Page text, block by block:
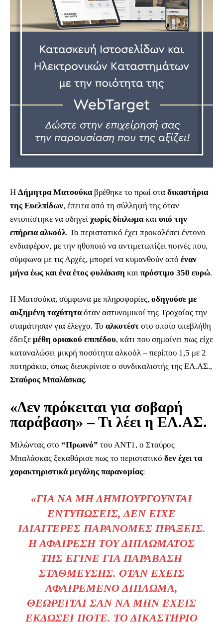
Η Δήμητρα Ματσούκαβρέθηκε το πρωί στα δικαστήρια
της Ευελπίδων, έπειτα από τη σύλληψή της όταν
εντοπίστηκε να οδηγεί χωρίς δίπλωμακαι υπό την
επήρεια αλκοόλ. Το περιστατικό έχει προκαλέσει έντονο
ενδιαφέρον, με την ηθοποιό να αντιμετωπίζει ποινές που,
σύμφωνα με τις Αρχές, μπορεί να κυμανθούν από έναν
μήνα έως και ένα έτος φυλάκιση και πρόστιμο 350 ευρώ.
Η Ματσούκα, σύμφωνα με πληροφορίες, οδηγούσε με
αυξημένη ταχύτηταόταν αστυνομικοί της Τροχαίας την
σταμάτησαν για έλεγχο. Το αλκοτέστ στο οποίο υπεβλήθη
έδειξε μέθη οριακού επιπέδου, κάτι που σημαίνει πως είχε
καταναλώσει μικρή ποσότητα αλκοόλ – περίπου 1,5 με 2
ποτηράκια, όπως διευκρίνισε ο συνδικαλιστής της ΕΛ.ΑΣ.,
Σταύρος Μπαλάσκας.
«Δεν πρόκειται για σοβαρή
παράβαση» – Τι λέει η ΕΛ.ΑΣ.
Μιλώντας στο “Πρωινό” του ANT1, ο Σταύρος
Μπαλάσκας ξεκαθάρισε πως το περιστατικό δεν έχει τα
χαρακτηριστικά μεγάλης παρανομίας:
«ΓΙΑ ΝΑ ΜΗ ΔΗΜΙΟΥΡΓΟΎΝΤΑΙ
ΕΝΤΥΠΏΣΕΙΣ, ΔΕΝ ΕΊΧΕ
ΙΔΙΑΊΤΕΡΕΣ ΠΑΡΆΝΟΜΕΣ ΠΡΆΞΕΙΣ.
Η ΑΦΑΊΡΕΣΗ ΤΟΥ ΔΙΠΛΏΜΑΤΌΣ
ΤΗΣ ΈΓΙΝΕ ΓΙΑ ΠΑΡΆΒΑΣΗ
ΣΤΆΘΜΕΥΣΗΣ. ΌΤΑΝ ΈΧΕΙΣ
ΑΦΑΙΡΕΜΈΝΟ ΔΊΠΛΩΜΑ,
ΘΕΩΡΕΊΤΑΙ ΣΑΝ ΝΑ ΜΗΝ ΈΧΕΙΣ
ΕΚΔΏΣΕΙ ΠΟΤΈ. ΤΟ ΔΙΚΑΣΤΉΡΙΟ